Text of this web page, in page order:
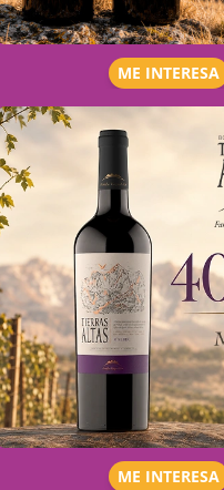
ME INTERESA
ME INTERESA